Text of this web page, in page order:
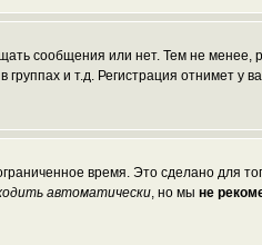
сообщения или нет. Тем не менее,
и т.д. Регистрация отнимет у
время. Это сделано для
автоматически, но мы не